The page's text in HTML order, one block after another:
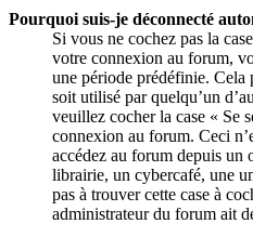
Pourquoi suis-je déconnecté
Si vous ne cochez pas la
votre connexion au forum,
une période prédéfinie. Cela
soit utilisé par quelqu’un
veuillez cocher la case « Se
connexion au forum. Ceci
accédez au forum depuis un
librairie, un cybercafé, une
pas à trouver cette case à
administrateur du forum ait